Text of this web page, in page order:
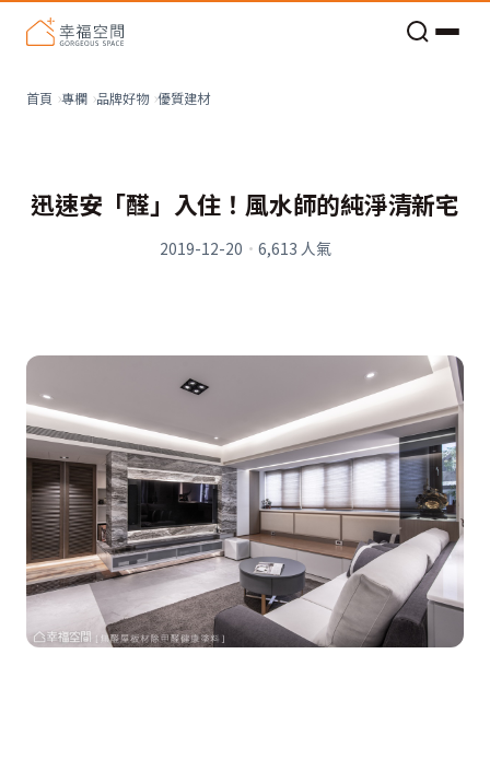
首頁 專欄 品牌好物 優質建材
迅速安「醛」入住！風水師的純淨清新宅
2019-12-20 · 6,613 人氣